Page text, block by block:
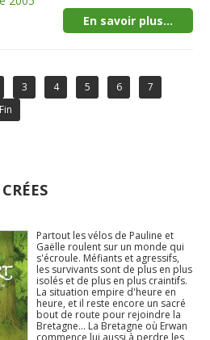
En savoir plus...
3 4 5 6
7
Fin
Partout les vélos de Pauline et
Gaëlle roulent sur un monde qui
s'écroule. Méfiants et agressifs,
les survivants sont de plus en plus
isolés et de plus en plus craintifs.
La situation empire d'heure en
heure, et il reste encore un sacré
bout de route pour rejoindre la
Bretagne... La Bretagne où Erwan
commence lui aussi à perdre les